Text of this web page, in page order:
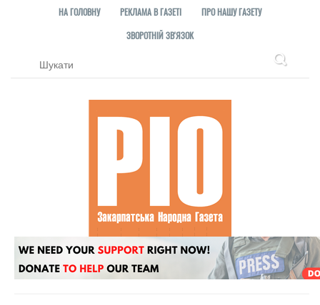
НА ГОЛОВНУ РЕКЛАМА В ГАЗЕТІ
ПРО НАШУ ГАЗЕТУ
ЗВОРОТНІЙ ЗВ'ЯЗОК